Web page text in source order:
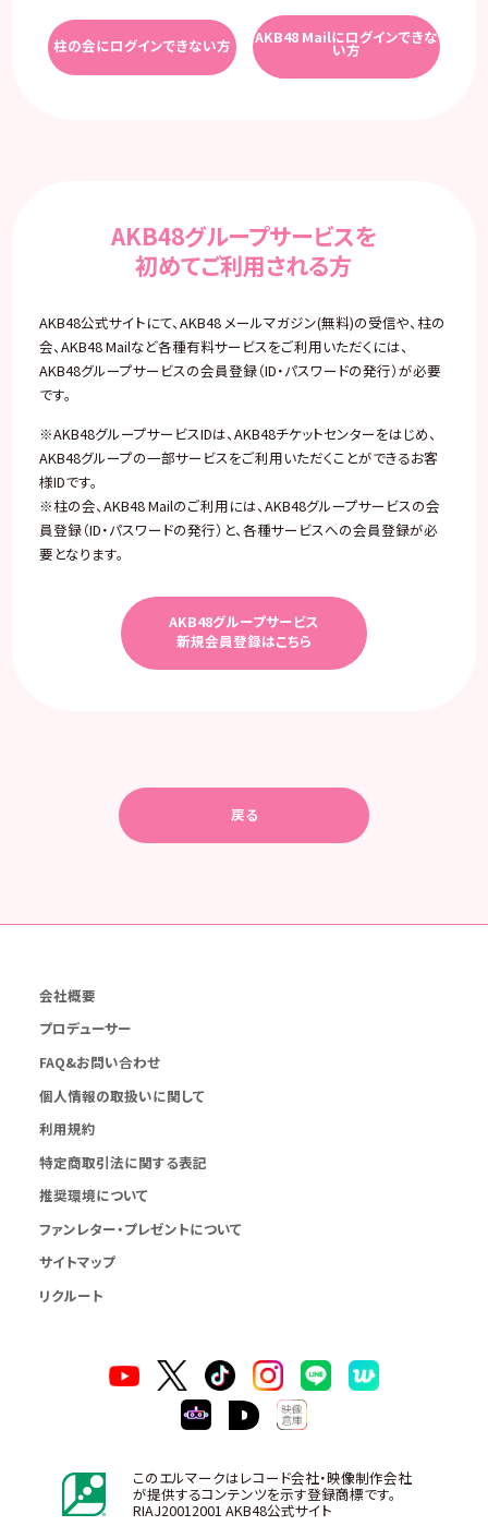
柱の会にログインできない方 AKB48 Mailにログインできな
い方
AKB48グループサービスを
初めてご利用される方
AKB48公式サイトにて、AKB48 メールマガジン(無料)の受信や、柱の
会、AKB48 Mailなど各種有料サービスをご利用いただくには、
AKB48グループサービスの会員登録（ID・パスワードの発行）が必要
です。
※AKB48グループサービスIDは、AKB48チケットセンターをはじめ、
AKB48グループの一部サービスをご利用いただくことができるお客
様IDです。
※柱の会、AKB48 Mailのご利用には、AKB48グループサービスの会
員登録（ID・パスワードの発行）と、各種サービスへの会員登録が必
要となります。
AKB48グループサービス
新規会員登録はこちら
戻る
会社概要
プロデューサー
FAQ&お問い合わせ
個人情報の取扱いに関して
利用規約
特定商取引法に関する表記
推奨環境について
ファンレター・プレゼントについて
サイトマップ
リクルート
このエルマークはレコード会社・映像制作会社
が提供するコンテンツを示す登録商標です。
RIAJ20012001 AKB48公式サイト